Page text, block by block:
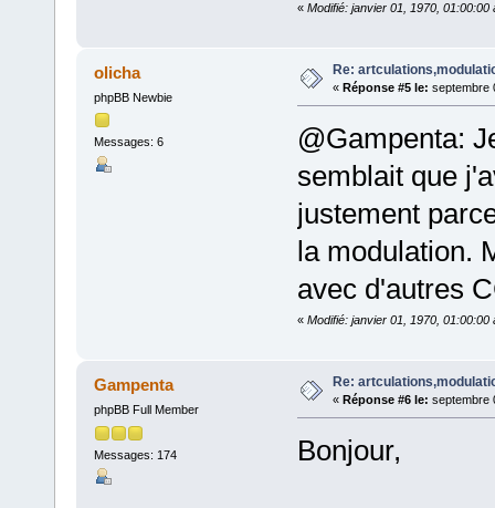
« Modifié: janvier 01, 1970, 01:00:00
olicha
phpBB Newbie
Messages: 6
Re:
« Réponse #5 le: septembre
@Gampenta:
semblait que
justement
la modulation.
avec d'autres
« Modifié: janvier 01, 1970, 01:00:00
Gampenta
phpBB Full Member
Messages: 174
Re:
« Réponse #6 le: septembre
Bonjour,